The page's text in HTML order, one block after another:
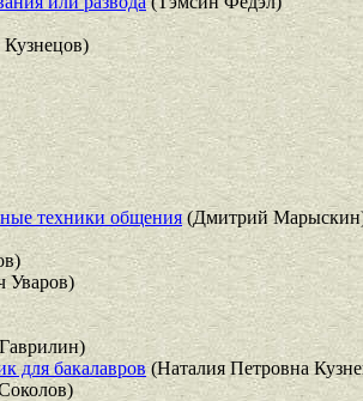
техники общения (Дмитрий
Уваров)
для бакалавров(Наталия Петровна